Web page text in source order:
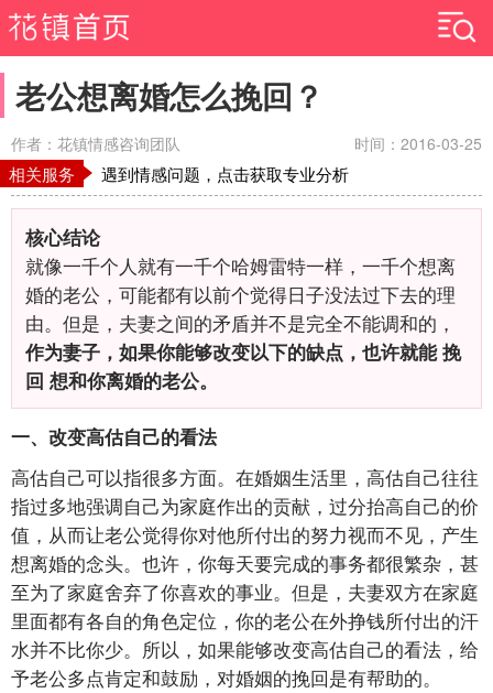
老公想离婚怎么挽回？
作者：花镇情感咨询团队 时间：2016-03-25
相关服务 遇到情感问题，点击获取专业分析
核心结论
就像一千个人就有一千个哈姆雷特一样，一千个想离
婚的老公，可能都有以前个觉得日子没法过下去的理
由。但是，夫妻之间的矛盾并不是完全不能调和的，
作为妻子，如果你能够改变以下的缺点，也许就能 挽
回 想和你离婚的老公。
一、改变高估自己的看法
高估自己可以指很多方面。在婚姻生活里，高估自己往往
指过多地强调自己为家庭作出的贡献，过分抬高自己的价
值，从而让老公觉得你对他所付出的努力视而不见，产生
想离婚的念头。也许，你每天要完成的事务都很繁杂，甚
至为了家庭舍弃了你喜欢的事业。但是，夫妻双方在家庭
里面都有各自的角色定位，你的老公在外挣钱所付出的汗
水并不比你少。所以，如果能够改变高估自己的看法，给
予老公多点肯定和鼓励，对婚姻的挽回是有帮助的。